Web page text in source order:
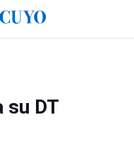
su DT